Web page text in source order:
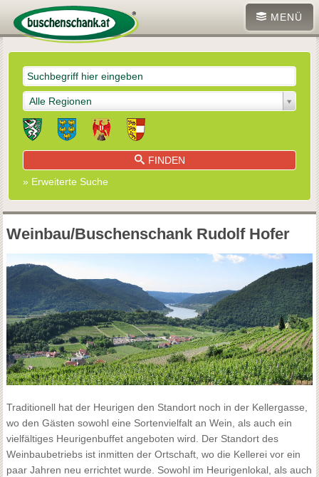
MENÜ
Alle Regionen
FINDEN
» Erweiterte Suche
Weinbau/Buschenschank Rudolf Hofer
Traditionell hat der Heurigen den Standort noch in der Kellergasse,
wo den Gästen sowohl eine Sortenvielfalt an Wein, als auch ein
vielfältiges Heurigenbuffet angeboten wird. Der Standort des
Weinbaubetriebs ist inmitten der Ortschaft, wo die Kellerei vor ein
paar Jahren neu errichtet wurde. Sowohl im Heurigenlokal, als auch